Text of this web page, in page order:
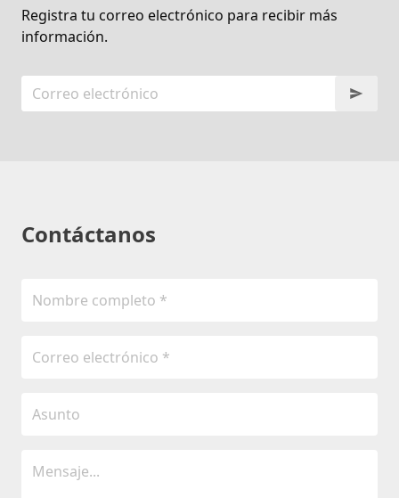
Registra tu correo electrónico para recibir más
información.
Contáctanos